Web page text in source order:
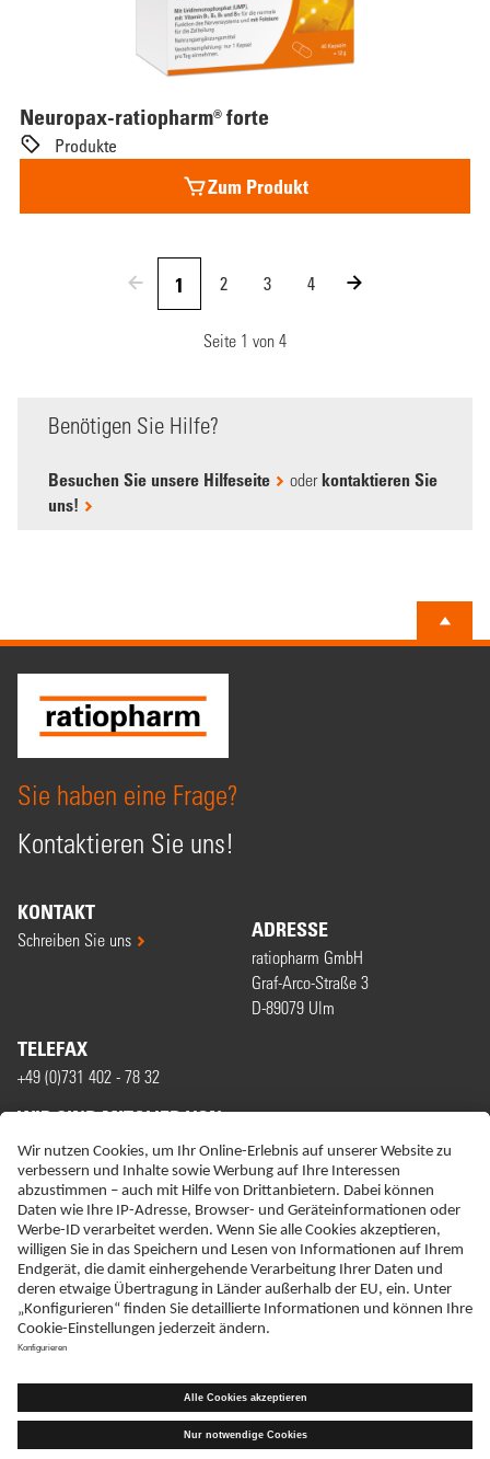
Neuropax-ratiopharm® forte
Produkte
Zum Produkt
1 2 3 4
Seite 1 von 4
Benötigen Sie Hilfe?
Besuchen Sie unsere Hilfeseite oderkontaktieren Sie
uns!
Sie haben eine Frage?
Kontaktieren Sie uns!
KONTAKT
Schreiben Sie uns ADRESSE
ratiopharm GmbH
Graf-Arco-Straße 3
D-89079 Ulm
TELEFAX
+49 (0)731 402 - 78 32
WIR SIND MITGLIED VON
ERKLÄRUNG ZUR BARRIEREFREIHEIT
IMPRESSUM
NEBENWIRKUNGSANZEIGEN